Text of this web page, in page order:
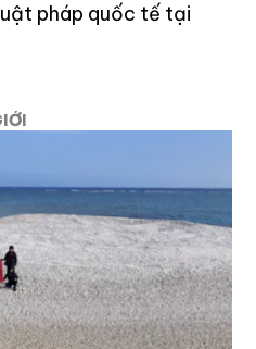
pháp quốc tế tại